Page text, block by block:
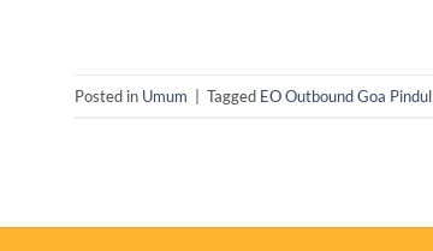
Posted in Umum Tagged EO Outbound Goa Pindul